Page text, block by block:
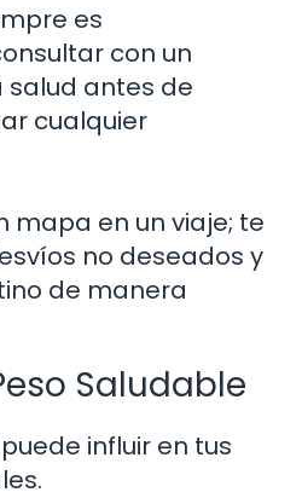
es
con un
salud antes de
cualquier
mapa en un viaje; te
no deseados y
de manera
Saludable
influir en tus